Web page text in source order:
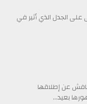
الجدل الذي أثير في
عن إطلاقها
بعيد...